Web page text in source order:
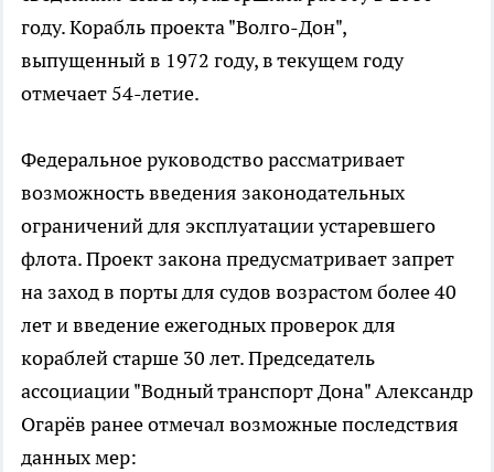
году. Корабль проекта "Волго-Дон",
выпущенный в 1972 году, в текущем году
отмечает 54-летие.
Федеральное руководство рассматривает
возможность введения законодательных
ограничений для эксплуатации устаревшего
флота. Проект закона предусматривает запрет
на заход в порты для судов возрастом более 40
лет и введение ежегодных проверок для
кораблей старше 30 лет. Председатель
ассоциации "Водный транспорт Дона" Александр
Огарёв ранее отмечал возможные последствия
данных мер: